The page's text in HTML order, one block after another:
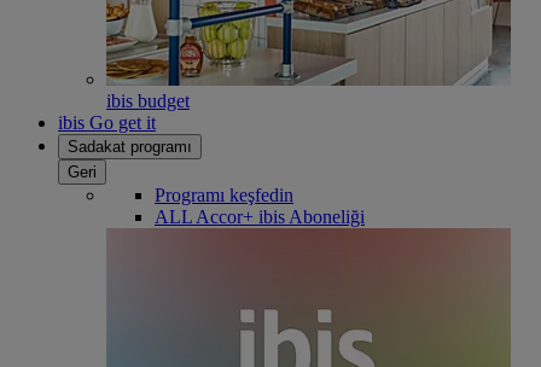
ibis budget
ibis Go get it
Sadakat programı
Geri
Programı keşfedin
ALL Accor+ ibis Aboneliği